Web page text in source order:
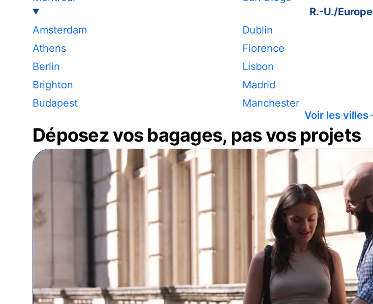
R.-U./Europe
Amsterdam
Athens
Berlin
Brighton
Budapest
Dublin
Florence
Lisbon
Madrid
Manchester
Voir les villes
Déposez vos bagages, pas vos projets